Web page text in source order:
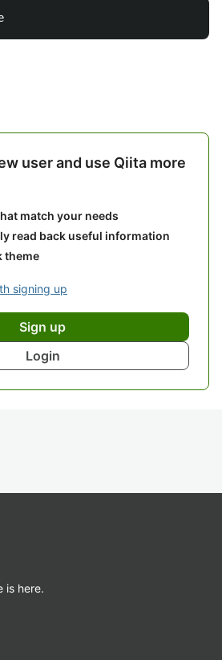
user and use Qiita more
match your needs
read back useful information
theme
signing up
Sign up
Login
is here.